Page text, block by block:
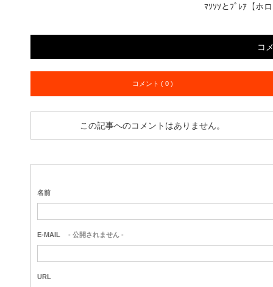
ﾏｿｿｿとﾌﾟﾚｱ【ホ
コ
コメント ( 0 )
この記事へのコメントはありません。
名前
E-MAIL - 公開されません -
URL